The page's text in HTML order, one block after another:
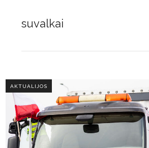
suvalkai
AKTUALIJOS